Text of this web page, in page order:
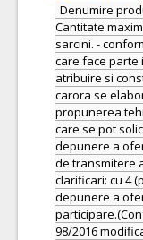
Denumire
Cantitate
sarcini. -
care face parte
atribuire si
carora se
propunerea
care se pot
depunere a
de transmitere
clarificari: cu 4
depunere a
98/2016